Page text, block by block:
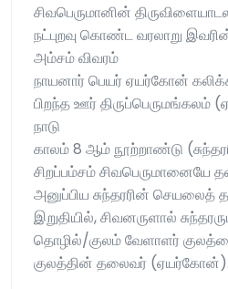
சிவபெருமானின்
நட்புறவு கொண்ட வரலாறு
அம்சம் விவரம்
நாயனார் பெயர் ஏயர்கோன்
பிறந்த ஊர் திருப்பெருமங்கலம்
நாடு
காலம் 8 ஆம் நூற்றாண்டு
சிறப்பம்சம் சிவபெருமானையே
அனுப்பிய சுந்தரரின் செயலைத்
இறுதியில், சிவனருளால்
தொழில்/குலம் வேளாளர்
குலத்தின் தலைவர் (ஏயர்கோன்).